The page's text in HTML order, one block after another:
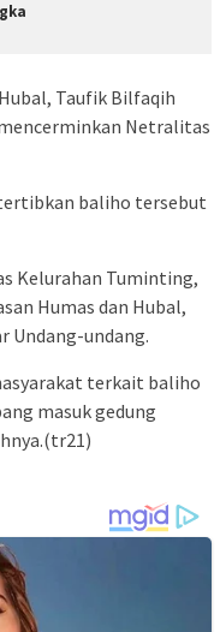
Taufik Bilfaqih
Netralitas
baliho tersebut
Kelurahan Tuminting,
Humas dan Hubal,
Undang-undang.
terkait baliho
masuk gedung